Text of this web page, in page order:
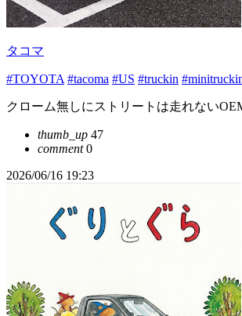
タコマ
#TOYOTA #tacoma #US #truckin
クローム無しにストリートは走れない
thumb_up 47
comment0
2026/06/16 19:23